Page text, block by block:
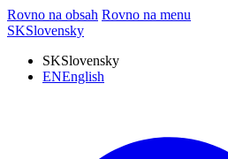
Rovno na obsah Rovno na menu
SKSlovensky
SKSlovensky
ENEnglish